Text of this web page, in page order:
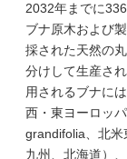
2032年までに
ブナ原木および
採された天然の
分けして生産さ
用されるブナに
西・東ヨーロッ
grandifolia、北米
九州、北海道）